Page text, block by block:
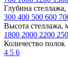
Глубина
300 400 500 600
Высота стеллажа,
1800 2000 2200
Количество полок
4 5 6